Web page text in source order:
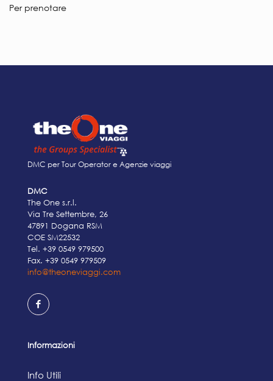
Per prenotare
DMC per Tour Operator e Agenzie viaggi
DMC
The One s.r.l.
Via Tre Settembre, 26
47891 Dogana RSM
COE SM22532
Tel. +39 0549 979500
Fax. +39 0549 979509
info@theoneviaggi.com
Informazioni
Info Utili